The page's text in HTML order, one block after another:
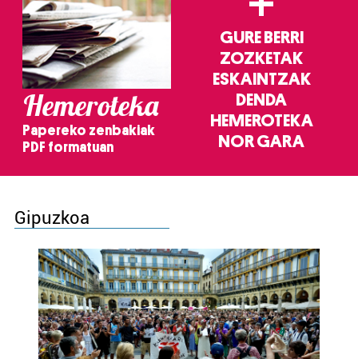
Hemeroteka
Papereko zenbakiak
PDF formatuan
GURE BERRI
ZOZKETAK
ESKAINTZAK
DENDA
HEMEROTEKA
NOR GARA
Gipuzkoa